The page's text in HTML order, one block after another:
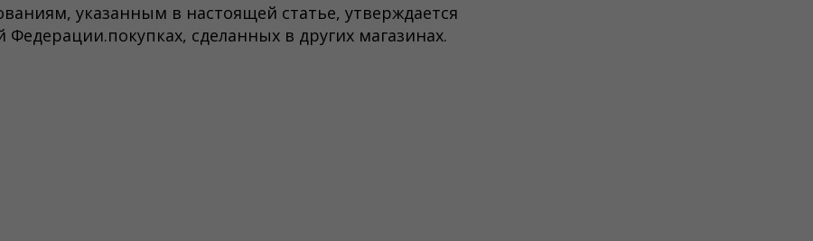
указанным в настоящей статье, утверждается
сделанных в других магазинах.